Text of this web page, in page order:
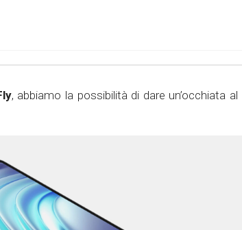
, abbiamo la possibilità di dare un’occhiata al